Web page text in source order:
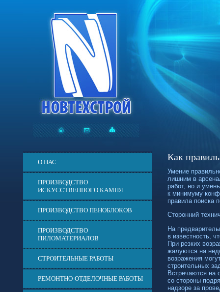
О НАС
ПРОИЗВОДСТВО
ИСКУССТВЕННОГО КАМНЯ
ПРОИЗВОДСТВО ПЕНОБЛОКОВ
ПРОИЗВОДСТВО
ПИЛОМАТЕРИАЛОВ
СТРОИТЕЛЬНЫЕ РАБОТЫ
РЕМОНТНО-ОТДЕЛОЧНЫЕ РАБОТЫ
Как
Умение
лишним в
работ, но и
к минимуму
правила поиска
Сторонний
На
в известность,
При резких
жалуются на
возражения
строительных
Встречаются на
со стороны
надзоре за